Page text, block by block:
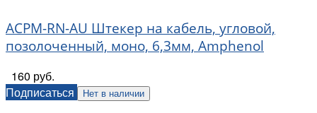
ACPM-RN-AU Штекер на кабель, угловой,
позолоченный, моно, 6,3мм, Amphenol
160 руб.
Подписаться
Нет в наличии